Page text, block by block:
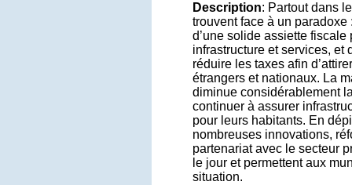
Description: Partout dans
trouvent face à un paradoxe
d’une solide assiette
infrastructure et services, et
réduire les taxes afin
étrangers et nationaux. La
diminue considérablement
continuer à assurer
pour leurs habitants. En
nombreuses innovations,
partenariat avec le secteur
le jour et permettent aux
situation.